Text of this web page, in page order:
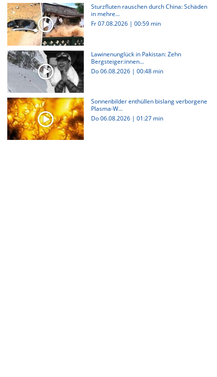
Sturzfluten rauschen durch China: Schäden
in mehre...
Fr 07.08.2026 | 00:59 min
Lawinenunglück in Pakistan: Zehn
Bergsteiger:innen...
Do 06.08.2026 | 00:48 min
Sonnenbilder enthüllen bislang verborgene
Plasma-W...
Do 06.08.2026 | 01:27 min